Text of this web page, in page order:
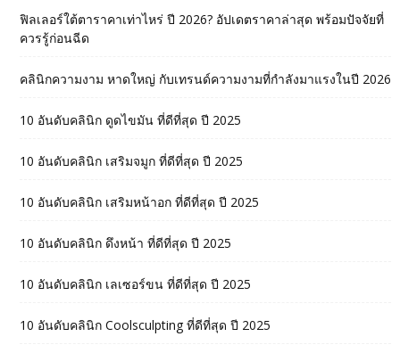
ฟิลเลอร์ใต้ตาราคาเท่าไหร่ ปี 2026? อัปเดตราคาล่าสุด พร้อมปัจจัยที่
ควรรู้ก่อนฉีด
คลินิกความงาม หาดใหญ่ กับเทรนด์ความงามที่กำลังมาแรงในปี 2026
10 อันดับคลินิก ดูดไขมัน ที่ดีที่สุด ปี 2025
10 อันดับคลินิก เสริมจมูก ที่ดีที่สุด ปี 2025
10 อันดับคลินิก เสริมหน้าอก ที่ดีที่สุด ปี 2025
10 อันดับคลินิก ดึงหน้า ที่ดีที่สุด ปี 2025
10 อันดับคลินิก เลเซอร์ขน ที่ดีที่สุด ปี 2025
10 อันดับคลินิก Coolsculpting ที่ดีที่สุด ปี 2025